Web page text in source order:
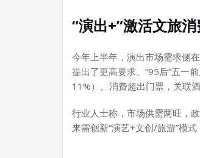
“演出+”激活文旅
今年上半年，演出市场需求侧
提出了更高要求。“95后”五一
11%）。消费超出门票，关联
行业人士称，市场供需两旺，
来需创新“演艺+文创/旅游”模式